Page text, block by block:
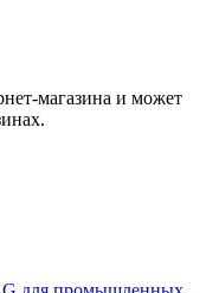
магазина и может